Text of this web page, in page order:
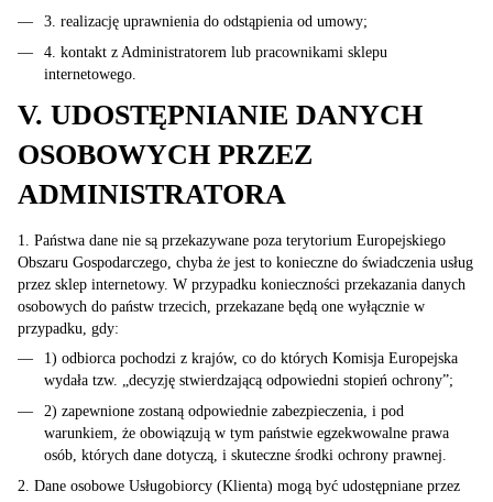
3. realizację uprawnienia do odstąpienia od umowy;
4. kontakt z Administratorem lub pracownikami sklepu
internetowego.
V. UDOSTĘPNIANIE DANYCH
OSOBOWYCH PRZEZ
ADMINISTRATORA
1. Państwa dane nie są przekazywane poza terytorium Europejskiego
Obszaru Gospodarczego, chyba że jest to konieczne do świadczenia usług
przez sklep internetowy. W przypadku konieczności przekazania danych
osobowych do państw trzecich, przekazane będą one wyłącznie w
przypadku, gdy:
1) odbiorca pochodzi z krajów, co do których Komisja Europejska
wydała tzw. „decyzję stwierdzającą odpowiedni stopień ochrony”;
2) zapewnione zostaną odpowiednie zabezpieczenia, i pod
warunkiem, że obowiązują w tym państwie egzekwowalne prawa
osób, których dane dotyczą, i skuteczne środki ochrony prawnej.
2. Dane osobowe Usługobiorcy (Klienta) mogą być udostępniane przez